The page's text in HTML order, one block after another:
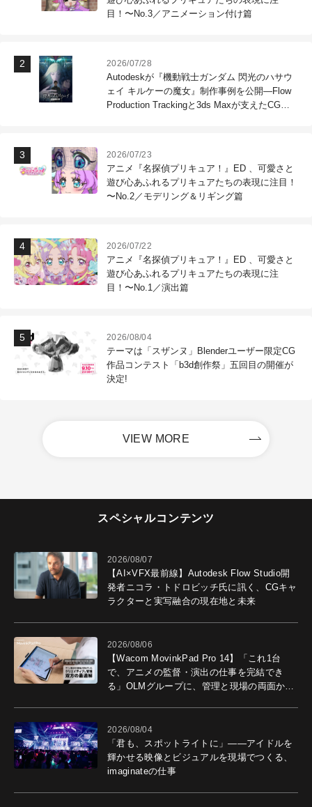
目！〜No.3／アニメーション付け篇
2026/07/28
Autodeskが『機動戦士ガンダム 閃光のハサウ
ェイ キルケーの魔女』制作事例を公開―Flow
Production Trackingと3ds Maxが支えたCG制
2026/07/23
アニメ『名探偵プリキュア！』ED 、可愛さと
遊び心あふれるプリキュアたちの表現に注目！
〜No.2／モデリング＆リギング篇
2026/07/22
アニメ『名探偵プリキュア！』ED 、可愛さと
遊び心あふれるプリキュアたちの表現に注
目！〜No.1／演出篇
2026/08/04
テーマは「スザンヌ」Blenderユーザー限定CG
作品コンテスト「b3d創作祭」五回目の開催が
決定!
VIEW MORE
スペシャルコンテンツ
2026/08/07
【AI×VFX最前線】Autodesk Flow Studio開
発者ニコラ・トドロビッチ氏に訊く、CGキャ
ラクターと実写融合の現在地と未来
2026/08/06
【Wacom MovinkPad Pro 14】「これ1台
で、アニメの監督・演出の仕事を完結でき
る」OLMグループに、管理と現場の両面から
2026/08/04
「君も、スポットライトに」――アイドルを
輝かせる映像とビジュアルを現場でつくる、
imaginateの仕事